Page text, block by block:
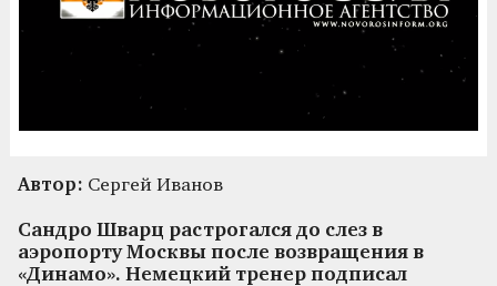
Автор: Сергей Иванов
Сандро Шварц растрогался до слез в
аэропорту Москвы после возвращения в
«Динамо». Немецкий тренер подписал